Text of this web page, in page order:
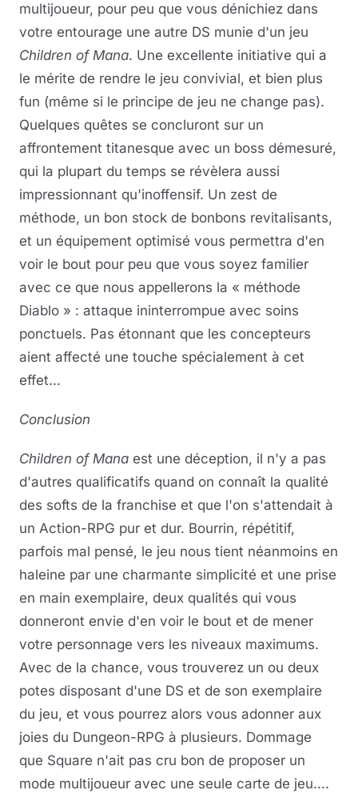
multijoueur, pour peu que vous dénichiez dans
votre entourage une autre DS munie d'un jeu
Children of Mana. Une excellente initiative qui a
le mérite de rendre le jeu convivial, et bien plus
fun (même si le principe de jeu ne change pas).
Quelques quêtes se concluront sur un
affrontement titanesque avec un boss démesuré,
qui la plupart du temps se révèlera aussi
impressionnant qu'inoffensif. Un zest de
méthode, un bon stock de bonbons revitalisants,
et un équipement optimisé vous permettra d'en
voir le bout pour peu que vous soyez familier
avec ce que nous appellerons la « méthode
Diablo » : attaque ininterrompue avec soins
ponctuels. Pas étonnant que les concepteurs
aient affecté une touche spécialement à cet
effet...
Conclusion
Children of Mana est une déception, il n'y a pas
d'autres qualificatifs quand on connaît la qualité
des softs de la franchise et que l'on s'attendait à
un Action-RPG pur et dur. Bourrin, répétitif,
parfois mal pensé, le jeu nous tient néanmoins en
haleine par une charmante simplicité et une prise
en main exemplaire, deux qualités qui vous
donneront envie d'en voir le bout et de mener
votre personnage vers les niveaux maximums.
Avec de la chance, vous trouverez un ou deux
potes disposant d'une DS et de son exemplaire
du jeu, et vous pourrez alors vous adonner aux
joies du Dungeon-RPG à plusieurs. Dommage
que Square n'ait pas cru bon de proposer un
mode multijoueur avec une seule carte de jeu....